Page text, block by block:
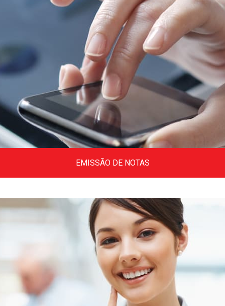
Clique aqui
Tire aqui todas as suas dúvidas na emissão
de Notas Fiscais em vários estados
brasileiros.
Clique aqui
EMISSÃO DE NOTAS